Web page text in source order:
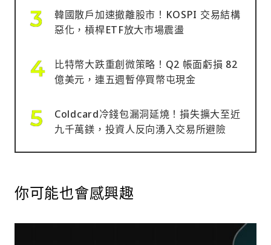
韓國散戶加速撤離股市！KOSPI 交易結構
惡化，槓桿ETF放大市場震盪
比特幣大跌重創微策略！Q2 帳面虧損 82
億美元，連五週暫停買幣屯現金
Coldcard冷錢包漏洞延燒！損失擴大至近
九千萬鎂，投資人反向湧入交易所避險
你可能也會感興趣